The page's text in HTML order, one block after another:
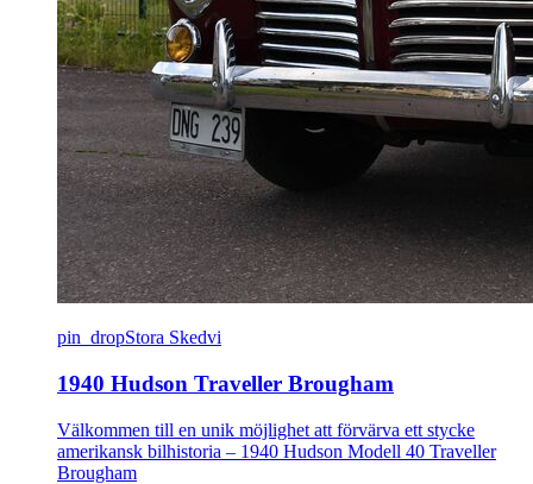
pin_dropStora Skedvi
1940 Hudson Traveller Brougham
Välkommen till en unik möjlighet att förvärva ett stycke
amerikansk bilhistoria – 1940 Hudson Modell 40 Traveller
Brougham